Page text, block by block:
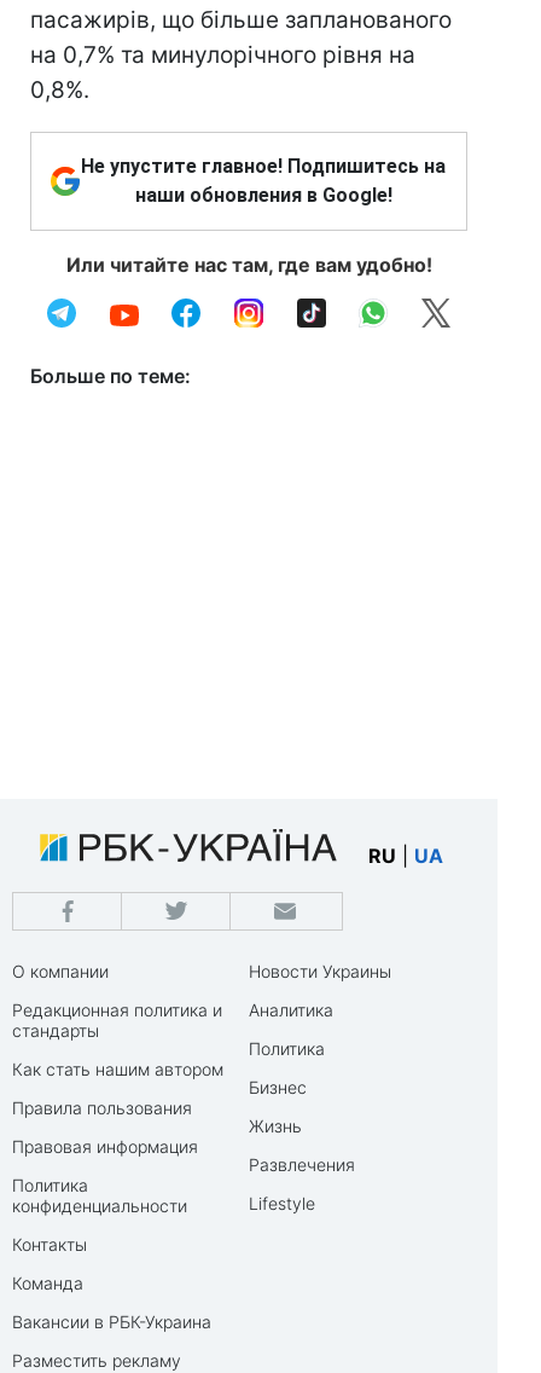
пасажирів, що більше запланованого
на 0,7% та минулорічного рівня на
0,8%.
Не упустите главное! Подпишитесь на
наши обновления в Google!
Или читайте нас там, где вам удобно!
Больше по теме:
RU UA
О компании
Редакционная политика и
стандарты
Как стать нашим автором
Правила пользования
Правовая информация
Политика
конфиденциальности
Контакты
Команда
Вакансии в РБК-Украина
Разместить рекламу
Новости Украины
Аналитика
Политика
Бизнес
Жизнь
Развлечения
Lifestyle